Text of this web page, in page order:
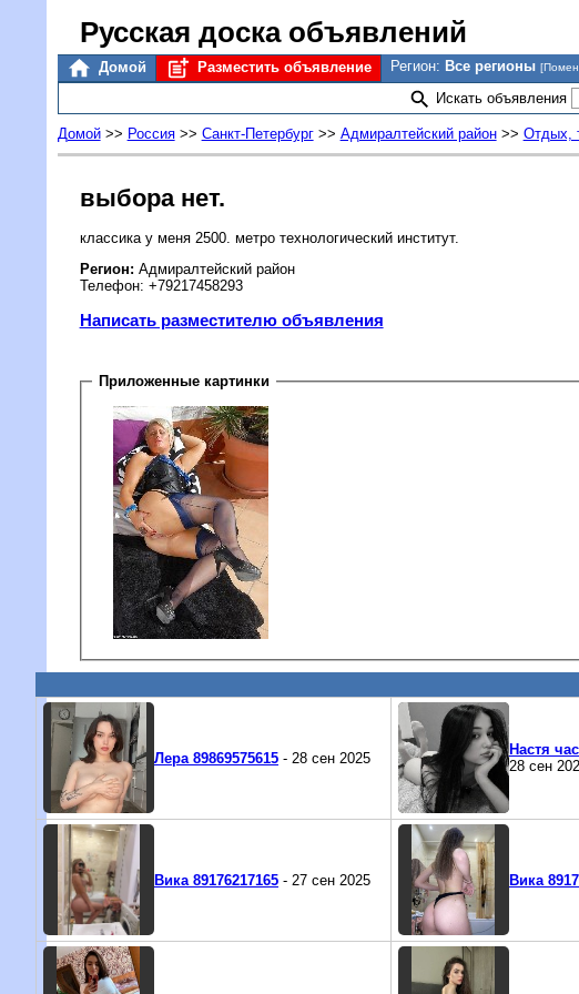
Русская доска объявлений
Домой Разместить объявление Регион: Все регионы
Искать объявления
Домой>> Россия>> Санкт-Петербург>> Адмиралтейский район>> Отдых,
выбора нет.
классика у меня 2500. метро технологический институт.
Регион: Адмиралтейский район
Телефон: +79217458293
Написать разместителю объявления
Приложенные картинки
Лера 89869575615- 28 сен 2025 Настя
28 сен
Вика 89176217165- 27 сен 2025 Вика